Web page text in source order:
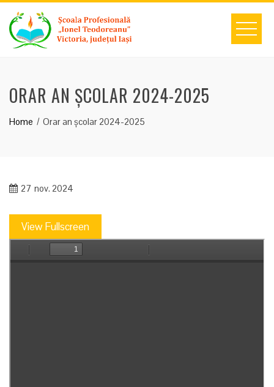
content
ORAR AN ȘCOLAR 2024-2025
Home Orar an școlar 2024-2025
27 nov. 2024
View Fullscreen